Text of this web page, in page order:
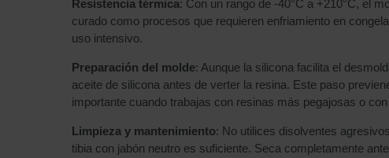
Resistencia térmica: Con un rango de -40°C a +210°C, el
curado como procesos que requieren enfriamiento en
uso intensivo.
Preparación del molde: Aunque la silicona facilita el
aceite de silicona antes de verter la resina. Este paso
importante cuando trabajas con resinas más pegajosas o
Limpieza y mantenimiento: No utilices disolventes
tibia con jabón neutro es suficiente. Seca completamente